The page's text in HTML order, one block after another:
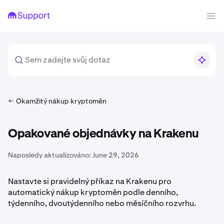
Okamžitý nákup kryptoměn
Opakované objednávky na Krakenu
Naposledy aktualizováno: June 29, 2026
Nastavte si pravidelný příkaz na Krakenu pro
automatický nákup kryptoměn podle denního,
týdenního, dvoutýdenního nebo měsíčního rozvrhu.